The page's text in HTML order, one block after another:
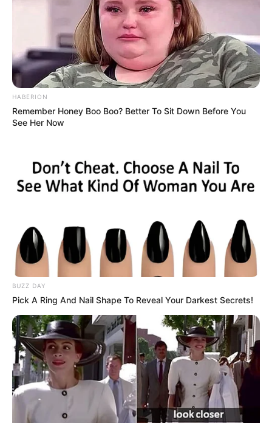
TAGS
ΕΥΒΟΙΑ
ΦΩΤΙΑ ΕΥΒΟΙΑ ΤΩΡΑ
ΤΑΥΤΟΤΗΤΑ ΚΑΙ ΕΠΙΚΟΙΝΩΝΙΑ ΟΡΟΙ ΧΡΗΣΗΣ
© 2025 EVIANEWS του Γιώργου Κουτσελίνη
HABERION
Remember Honey Boo Boo? Better To Sit Down Before You
See Her Now
BUZZ DAY
Pick A Ring And Nail Shape To Reveal Your Darkest Secrets!